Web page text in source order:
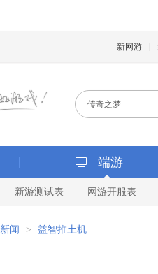
新网游
端游
新游测试表 网游开服表
新闻 > 益智推土机